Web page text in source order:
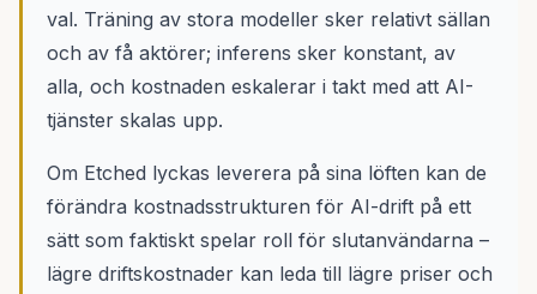
val. Träning av stora modeller sker relativt sällan
och av få aktörer; inferens sker konstant, av
alla, och kostnaden eskalerar i takt med att AI-
tjänster skalas upp.
Om Etched lyckas leverera på sina löften kan de
förändra kostnadsstrukturen för AI-drift på ett
sätt som faktiskt spelar roll för slutanvändarna –
lägre driftskostnader kan leda till lägre priser och